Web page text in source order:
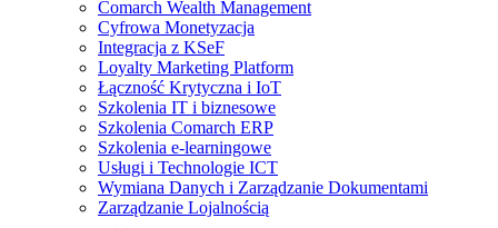
Comarch Wealth Management
Cyfrowa Monetyzacja
Integracja z KSeF
Loyalty Marketing Platform
Łączność Krytyczna i IoT
Szkolenia IT i biznesowe
Szkolenia Comarch ERP
Szkolenia e-learningowe
Usługi i Technologie ICT
Wymiana Danych i Zarządzanie Dokumentami
Zarządzanie Lojalnością